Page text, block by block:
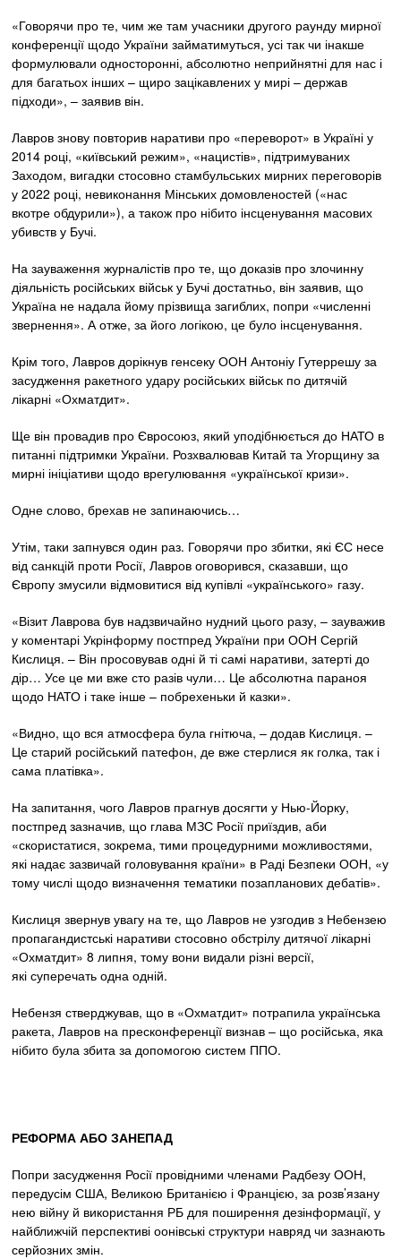
«Говорячи про те, чим же там учасники другого раунду мирної
конференції щодо України займатимуться, усі так чи інакше
формулювали односторонні, абсолютно неприйнятні для нас і
для багатьох інших – щиро зацікавлених у мирі – держав
підходи», – заявив він.
Лавров знову повторив наративи про «переворот» в Україні у
2014 році, «київський режим», «нацистів», підтримуваних
Заходом, вигадки стосовно стамбульських мирних переговорів
у 2022 році, невиконання Мінських домовленостей («нас
вкотре обдурили»), а також про нібито інсценування масових
убивств у Бучі.
На зауваження журналістів про те, що доказів про злочинну
діяльність російських військ у Бучі достатньо, він заявив, що
Україна не надала йому прізвища загиблих, попри «численні
звернення». А отже, за його логікою, це було інсценування.
Крім того, Лавров дорікнув генсеку ООН Антоніу Гутеррешу за
засудження ракетного удару російських військ по дитячій
лікарні «Охматдит».
Ще він провадив про Євросоюз, який уподібнюється до НАТО в
питанні підтримки України. Розхвалював Китай та Угорщину за
мирні ініціативи щодо врегулювання «української кризи».
Одне слово, брехав не запинаючись…
Утім, таки запнувся один раз. Говорячи про збитки, які ЄС несе
від санкцій проти Росії, Лавров оговорився, сказавши, що
Європу змусили відмовитися від купівлі «українського» газу.
«Візит Лаврова був надзвичайно нудний цього разу, – зауважив
у коментарі Укрінформу постпред України при ООН Сергій
Кислиця. – Він просовував одні й ті самі наративи, затерті до
дір… Усе це ми вже сто разів чули… Це абсолютна параноя
щодо НАТО і таке інше – побрехеньки й казки».
«Видно, що вся атмосфера була гнітюча, – додав Кислиця. –
Це старий російський патефон, де вже стерлися як голка, так і
сама платівка».
На запитання, чого Лавров прагнув досягти у Нью-Йорку,
постпред зазначив, що глава МЗС Росії приїздив, аби
«скористатися, зокрема, тими процедурними можливостями,
які надає зазвичай головування країни» в Раді Безпеки ООН, «у
тому числі щодо визначення тематики позапланових дебатів».
Кислиця звернув увагу на те, що Лавров не узгодив з Небензею
пропагандистські наративи стосовно обстрілу дитячої лікарні
«Охматдит» 8 липня, тому вони видали різні версії,
які суперечать одна одній.
Небензя стверджував, що в «Охматдит» потрапила українська
ракета, Лавров на пресконференції визнав – що російська, яка
нібито була збита за допомогою систем ППО.
РЕФОРМА АБО ЗАНЕПАД
Попри засудження Росії провідними членами Радбезу ООН,
передусім США, Великою Британією і Францією, за розв’язану
нею війну й використання РБ для поширення дезінформації, у
найближчій перспективі оонівські структури навряд чи зазнають
серйозних змін.